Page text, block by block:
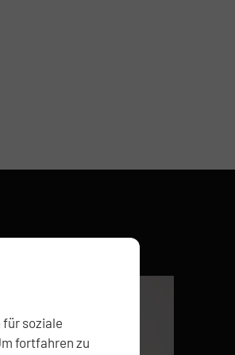
für soziale
fortfahren zu